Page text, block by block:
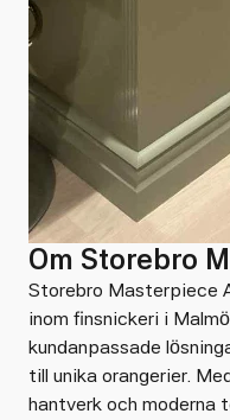
Om Storebro
Storebro Masterpiece
inom finsnickeri i
kundanpassade
till unika orangerier.
hantverk och moderna